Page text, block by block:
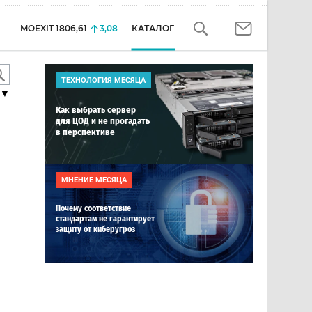
MOEXIT 1806,61 3,08 КАТАЛОГ
ТЕХНОЛОГИЯ МЕСЯЦА
Как выбрать сервер
для ЦОД и не прогадать
в перспективе
МНЕНИЕ МЕСЯЦА
Почему соответствие
стандартам не гарантирует
защиту от киберугроз